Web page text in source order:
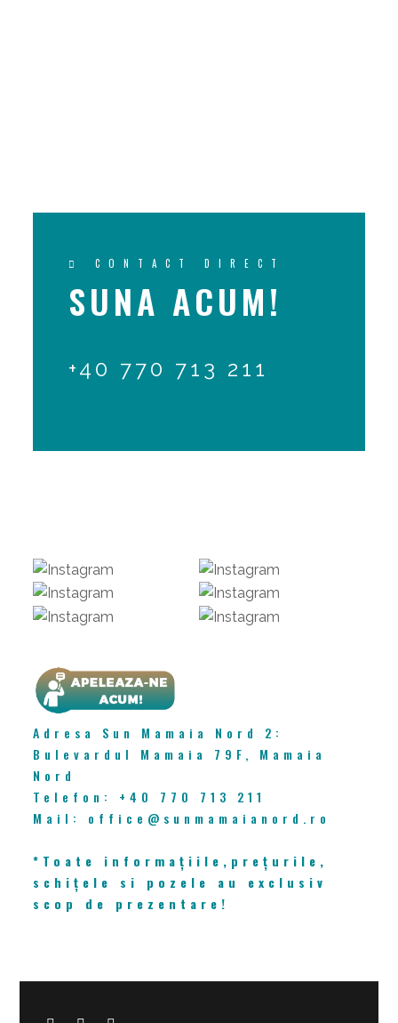
CONTACT DIRECT
SUNA ACUM!
+40 770 713 211
CONTACT
Adresa Sun Mamaia Nord 2:
Bulevardul Mamaia 79F, Mamaia
Nord
Telefon: +40 770 713 211
Mail: office@sunmamaianord.ro
*Toate informațiile,prețurile,
schițele si pozele au exclusiv
scop de prezentare!